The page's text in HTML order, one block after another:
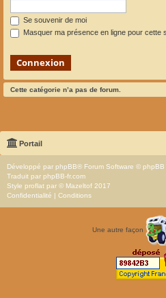
Se souvenir de moi
Masquer ma présence en ligne pour cette
Cette catégorie n’a pas de forum.
Portail
Développé par phpBB® Forum Software © phpBB
Traduit par phpBB-fr.com
Style proflat par © Mazeltof 2017
Confidentialité | Conditions
Une autre façon